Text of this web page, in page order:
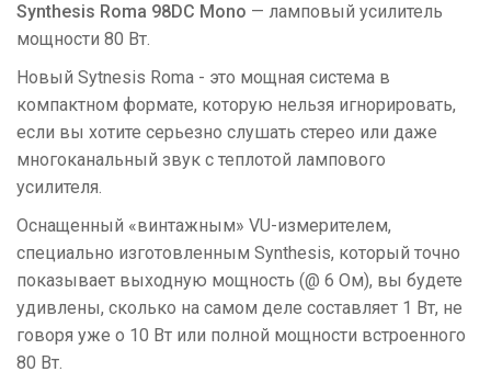
Synthesis Roma 98DC Mono — ламповый усилитель
мощности 80 Вт.
Новый Sytnesis Roma - это мощная система в
компактном формате, которую нельзя игнорировать,
если вы хотите серьезно слушать стерео или даже
многоканальный звук с теплотой лампового
усилителя.
Оснащенный «винтажным» VU-измерителем,
специально изготовленным Synthesis, который точно
показывает выходную мощность (@ 6 Ом), вы будете
удивлены, сколько на самом деле составляет 1 Вт, не
говоря уже о 10 Вт или полной мощности встроенного
80 Вт.